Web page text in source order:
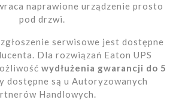
naprawione urządzenie prosto
pod drzwi.
serwisowe jest dostępne
Dla rozwiązań Eaton UPS
wydłużenia gwarancji do 5
dostępne są u Autoryzowanych
Handlowych.